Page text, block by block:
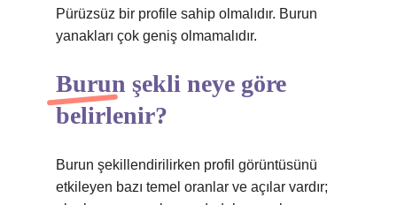
Pürüzsüz bir profile sahip olmalıdır. Burun
yanakları çok geniş olmamalıdır.
Burun şekli neye göre
belirlenir?
Burun şekillendirilirken profil görüntüsünü
etkileyen bazı temel oranlar ve açılar vardır;